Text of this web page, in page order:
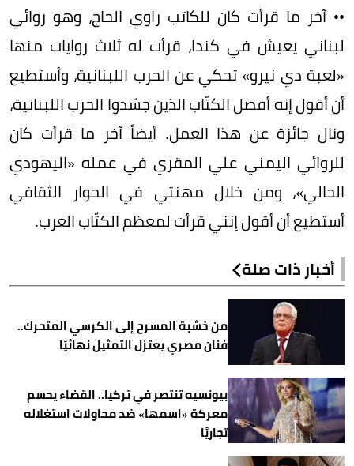
•• آخر ما قرأت كان للكاتب راوي الحاج، وهو روائي
لبناني يعيش في كندا، قرأت له ثلاث روايات منها
«لعبة دي نيرو» تحكي عن الحرب اللبنانية، وأستطيع
أن أقول إنه أفضل الكتّاب الذين جسّدوا الحرب اللبنانية،
ونال جائزة عن هذا العمل. أيضاً آخر ما قرأت كان
للروائي اليمني علي المقري في عمله «اليهودي
الحالي»، ومن خلال مهنتي في الحوار الثقافي
أستطيع أن أقول إنني قرأت لمعظم الكتّاب العرب.
أخبار ذات صلة
من خشبة المسرح إلى الكرسي المتحرك..
فنان مصري يعتزل التمثيل نهائيًا
بيونسيه تنتصر في تركيا.. القضاء يحسم
معركة «اسمها» ضد محاولات استغلاله
تجاريًا